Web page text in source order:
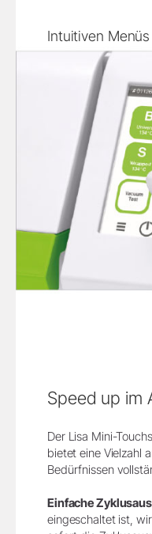
Intuitiven Menüs
Speed up im
Der Lisa Mini-
bietet eine Vielzahl
Bedürfnissen
Einfache
eingeschaltet ist,